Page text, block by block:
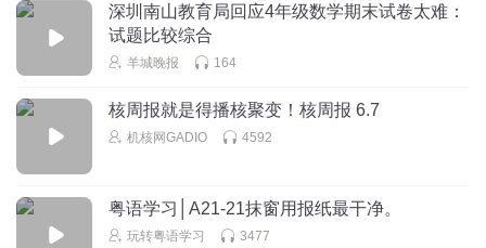
深圳南山教育局回应4年级数学期末试卷太难：
试题比较综合
羊城晚报 164
核周报就是得播核聚变！核周报 6.7
机核网GADIO 4592
粤语学习│A21-21抹窗用报纸最干净。
玩转粤语学习 3477